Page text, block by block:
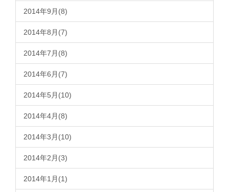
2014年9月(8)
2014年8月(7)
2014年7月(8)
2014年6月(7)
2014年5月(10)
2014年4月(8)
2014年3月(10)
2014年2月(3)
2014年1月(1)